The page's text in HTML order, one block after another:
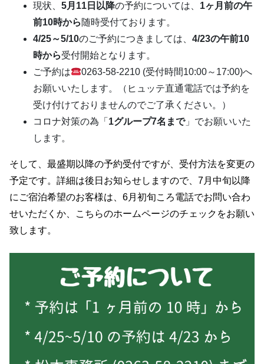
現状、 5月11日以降の予約については、 1ヶ月前の午
前10時から 随時受付ております。
4/25～5/10のご予約につきましては、 4/23の午前10
時から受付開始となります。
ご予約は
0263-58-2210 (受付時間10:00～17:00)へ
お願いいたします。（ヒュッテ直通電話では予約を
受け付けておりませんのでご了承ください。）
コロナ対策の為「 1グループ7名まで」でお願いいた
します。
そして、最盛期以降の予約受付ですが、受付方法を変更の
予定です。詳細は後日お知らせしますので、7月中旬以降
にご宿泊希望のお客様は、6月初旬ころ電話でお問い合わ
せいただくか、こちらのホームページのチェックをお願い
致します。